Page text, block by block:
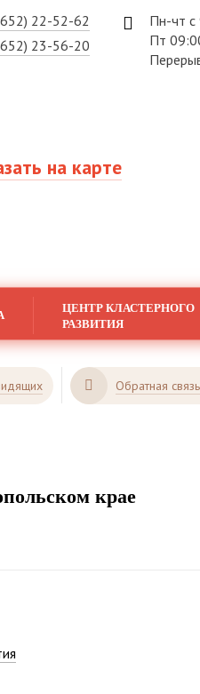
22-52-62
23-56-20
Пн-чт
Пт
на карте
ЦЕНТР КЛАСТЕРНОГО
РАЗВИТИЯ
Обратная связь
крае